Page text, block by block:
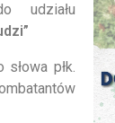
udziału
płk.